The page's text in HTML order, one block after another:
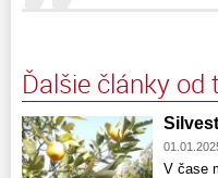
Ďalšie články od
V čase